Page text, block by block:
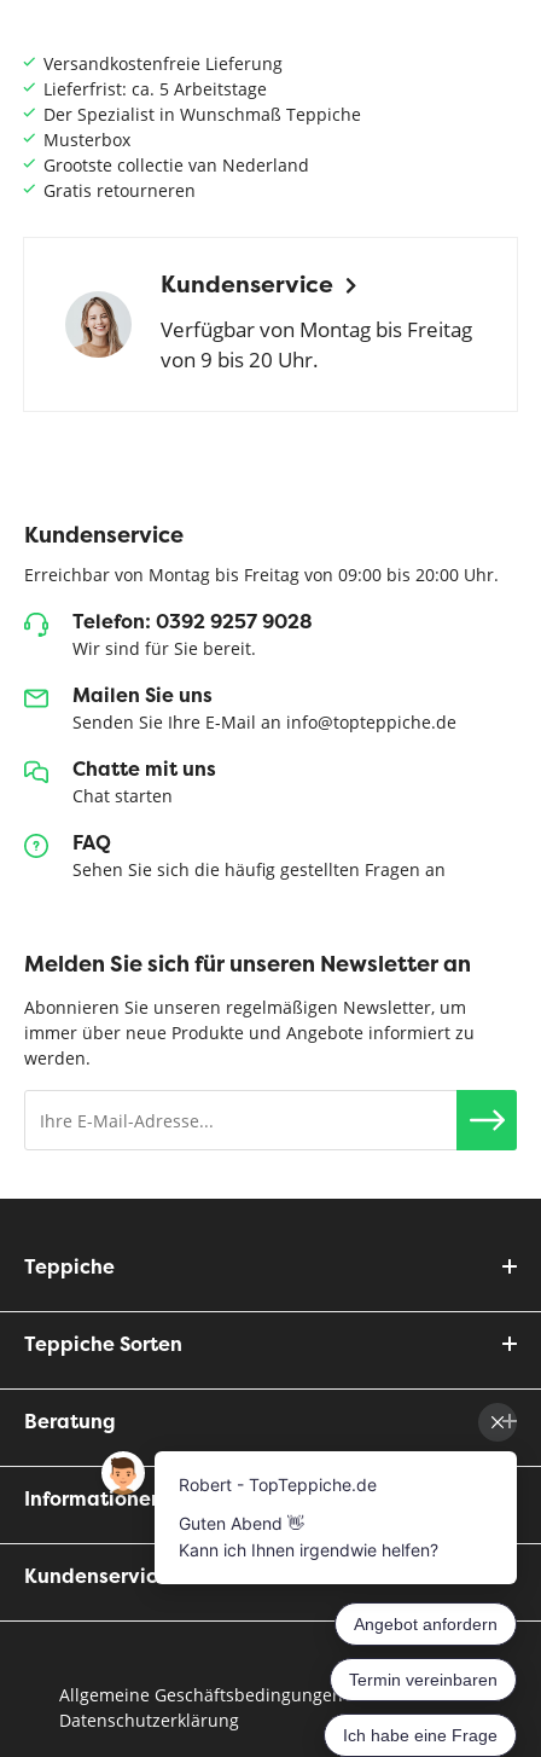
Versandkostenfreie Lieferung
Lieferfrist: ca. 5 Arbeitstage
Der Spezialist in Wunschmaß Teppiche
Musterbox
Grootste collectie van Nederland
Gratis retourneren
Kundenservice
Verfügbar von Montag bis Freitag
von 9 bis 20 Uhr.
Kundenservice
Erreichbar von Montag bis Freitag von 09:00 bis 20:00 Uhr.
Telefon: 0392 9257 9028
Wir sind für Sie bereit.
Mailen Sie uns
Senden Sie Ihre E-Mail an info@topteppiche.de
Chatte mit uns
Chat starten
FAQ
Sehen Sie sich die häufig gestellten Fragen an
Melden Sie sich für unseren Newsletter an
Abonnieren Sie unseren regelmäßigen Newsletter, um
immer über neue Produkte und Angebote informiert zu
werden.
Teppiche
Teppiche Sorten
Beratung
Informationen
Kundenservice
Allgemeine Geschäftsbedingungen
Datenschutzerklärung